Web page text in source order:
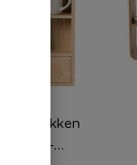
mokken
- bruin -